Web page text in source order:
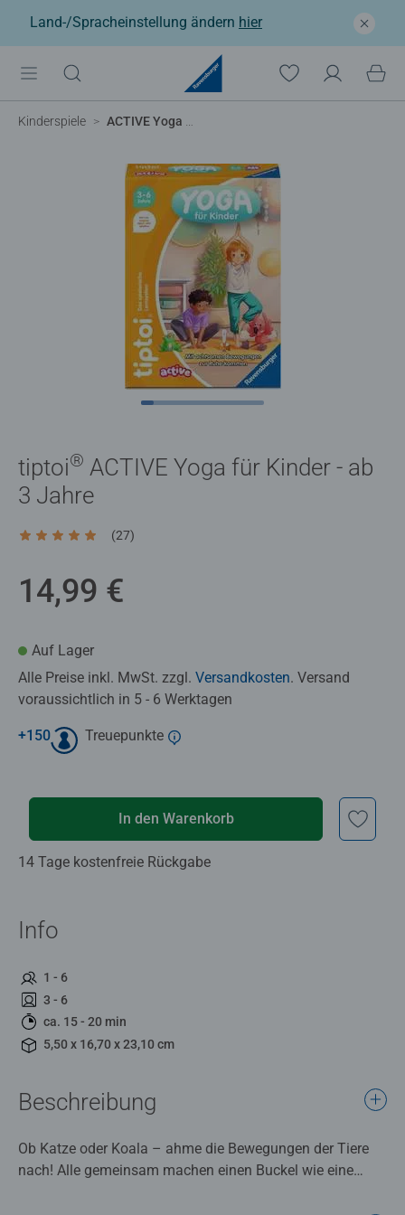
Land-/Spracheinstellung ändern hier
Kinderspiele ACTIVE Yoga für Kinder
tiptoi® ACTIVE Yoga für Kinder - ab
3 Jahre
Durchschnittliche Bewertung 4,9 von 5 Sternen.
(27)
14,99 €
Auf Lager
Alle Preise inkl. MwSt. zzgl. Versandkosten. Versand
voraussichtlich in 5 - 6 Werktagen
+150 Treuepunkte
In den Warenkorb
14 Tage kostenfreie Rückgabe
Info
1 - 6
3 - 6
ca. 15 - 20 min
5,50 x 16,70 x 23,10 cm
Beschreibung
Ob Katze oder Koala – ahme die Bewegungen der Tiere
nach! Alle gemeinsam machen einen Buckel wie eine